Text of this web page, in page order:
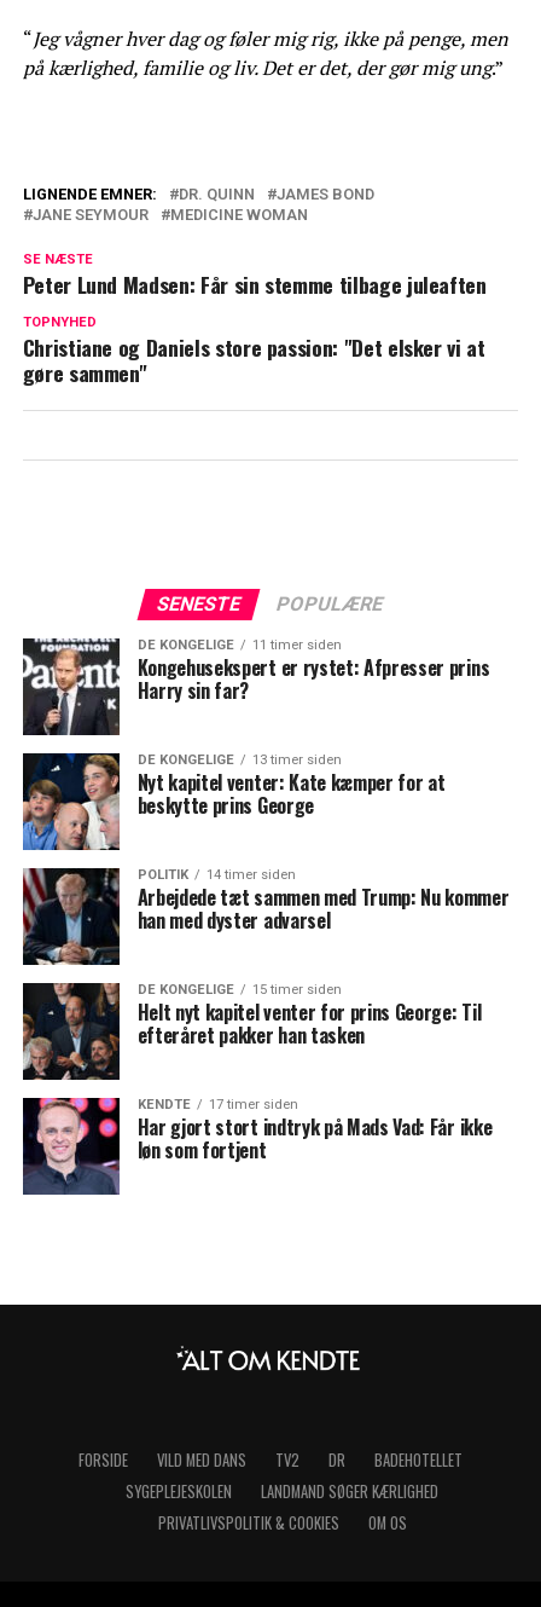
“Jeg vågner hver dag og føler mig rig, ikke på penge, men
på kærlighed, familie og liv. Det er det, der gør mig ung.”
Blev 75 år: Et farvel til Bond instruktør
Så meget tjener Mascha Vang hver måned
LIGNENDE EMNER: DR. QUINN
JAMES BOND
JANE SEYMOUR
MEDICINE WOMAN
SE NÆSTE
Peter Lund Madsen: Får sin stemme tilbage juleaften
TOPNYHED
Christiane og Daniels store passion: "Det elsker vi at
gøre sammen"
SENESTE POPULÆRE
DE KONGELIGE 11 timer siden
Kongehusekspert er rystet: Afpresser prins
Harry sin far?
DE KONGELIGE 13 timer siden
Nyt kapitel venter: Kate kæmper for at
beskytte prins George
POLITIK 14 timer siden
Arbejdede tæt sammen med Trump: Nu kommer
han med dyster advarsel
DE KONGELIGE 15 timer siden
Helt nyt kapitel venter for prins George: Til
efteråret pakker han tasken
KENDTE 17 timer siden
Har gjort stort indtryk på Mads Vad: Får ikke
løn som fortjent
FORSIDE VILD MED DANS TV2 DR
BADEHOTELLET
SYGEPLEJESKOLEN
LANDMAND SØGER KÆRLIGHED
PRIVATLIVSPOLITIK & COOKIES
OM OS